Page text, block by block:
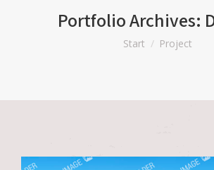
Portfolio Archives:
Sie befinden sich
Start Project